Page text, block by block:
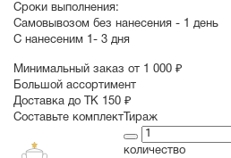
Сроки выполнения:
Самовывозом без нанесения -
1 день
С нанесеним
1- 3 дня
Минимальный заказ от 1 000 ₽
Большой ассортимент
Доставка до ТК 150 ₽
Составьте комплект Тираж
количество